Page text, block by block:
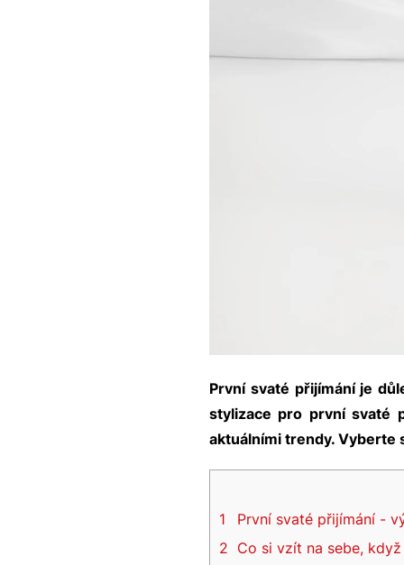
První svaté přijímání je
stylizace pro první svaté
aktuálními trendy. Vyberte
1
První svaté přijímání -
2 Co si vzít na sebe,